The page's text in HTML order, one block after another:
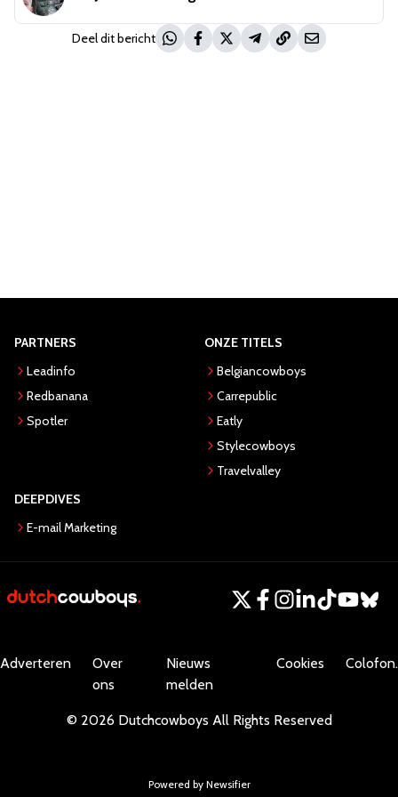
Deel dit bericht
PARTNERS
Leadinfo
Redbanana
Spotler
ONZE TITELS
Belgiancowboys
Carrepublic
Eatly
Stylecowboys
Travelvalley
DEEPDIVES
E-mail Marketing
Adverteren
Over
ons
Nieuws
melden
Cookies Colofon.
© 2026 Dutchcowboys All Rights Reserved
Powered by Newsifier